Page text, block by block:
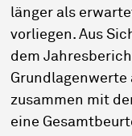
länger als
vorliegen. Aus
dem
Grundlagenwerte
zusammen mit
eine